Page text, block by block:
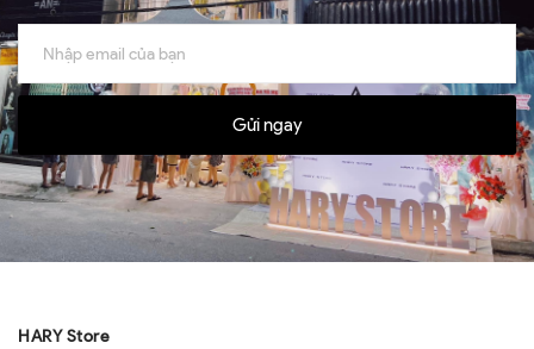
Gửi ngay
HARY Store